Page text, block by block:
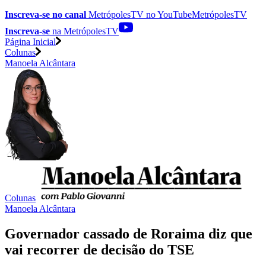
Inscreva-se no canal MetrópolesTV noYouTubeMetrópolesTV
Inscreva-se na MetrópolesTV
Página Inicial
Colunas
Manoela Alcântara
Colunas
Manoela Alcântara
Governador cassado de Roraima diz que
vai recorrer de decisão do TSE